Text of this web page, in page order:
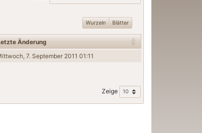
Wurzeln Blätter
Änderung
7. September 2011 01:11
Zeige